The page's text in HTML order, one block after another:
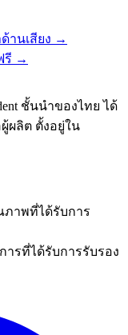
านเสียง →
รี →
ชั้นนำของไทย ได้
ผู้ผลิต ตั้งอยู่ใน
ภาพที่ได้รับการ
ารที่ได้รับการรับรอง